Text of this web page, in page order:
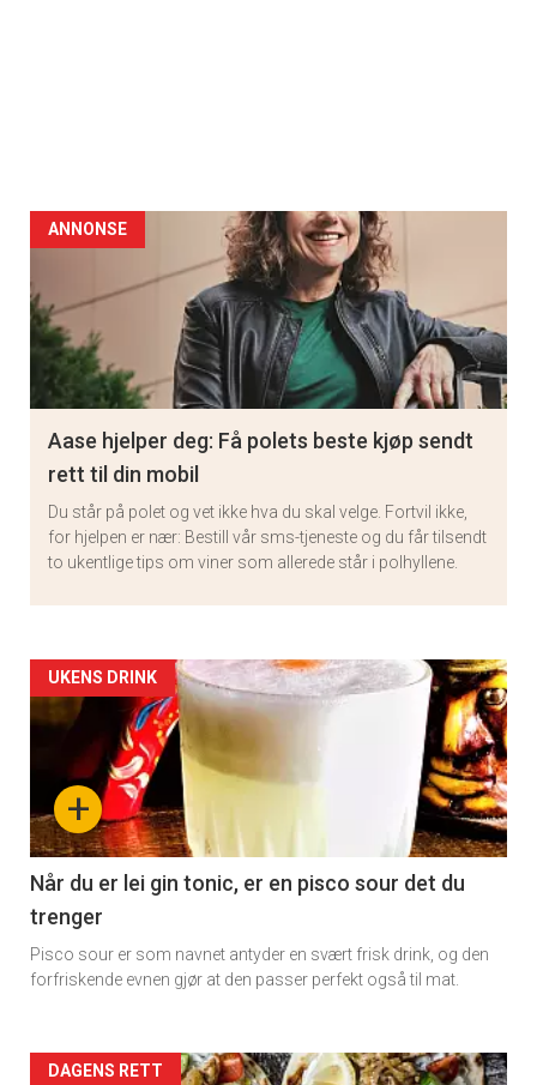
ANNONSE
Aase hjelper deg: Få polets beste kjøp sendt
rett til din mobil
Du står på polet og vet ikke hva du skal velge. Fortvil ikke,
for hjelpen er nær: Bestill vår sms-tjeneste og du får tilsendt
to ukentlige tips om viner som allerede står i polhyllene.
Artikler
detail
section
11
+
UKENS DRINK
Når du er lei gin tonic, er en pisco sour det du
trenger
Pisco sour er som navnet antyder en svært frisk drink, og den
forfriskende evnen gjør at den passer perfekt også til mat.
DAGENS RETT